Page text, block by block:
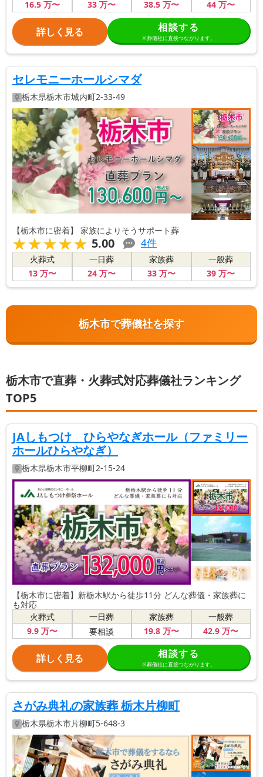
16.5万〜 33 万〜 38.5万〜 44 万〜
詳しく見る 相談する
※葬儀社に直接つながります。
セレモニーホールシマダ
栃木県栃木市城内町2-33-49
【栃木市に密着】 家族によりそうサポート葬
★★★★★
★★★★★ 5.00 4件
火葬式
13万〜
一日葬
24 万〜
家族葬
33万〜
一般葬
39 万〜
栃木市で葬儀社を探す
栃木市で直葬・火葬式対応葬儀社ランキング
TOP5
JAしもつけ ひらやなぎホール（ファミリー
ホールひらやなぎ）
栃木県栃木市平柳町2-15-24
【栃木市に密着】新栃木駅から徒歩11分 どんな葬儀・家族葬に
も対応
火葬式
9.9万〜
一日葬
要相談
家族葬
19.8万〜
一般葬
42.9 万〜
詳しく見る 相談する
※葬儀社に直接つながります。
さがみ典礼の家族葬 栃木片柳町
栃木県栃木市片柳町5-648-3